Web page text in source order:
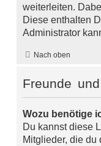
weiterleiten.
Diese enthalten
Administrator
Nach oben
Freunde
Wozu benötige
Du kannst diese
Mitglieder, die